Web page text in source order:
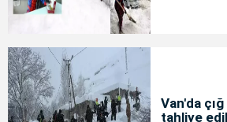
Van'da
tahliye